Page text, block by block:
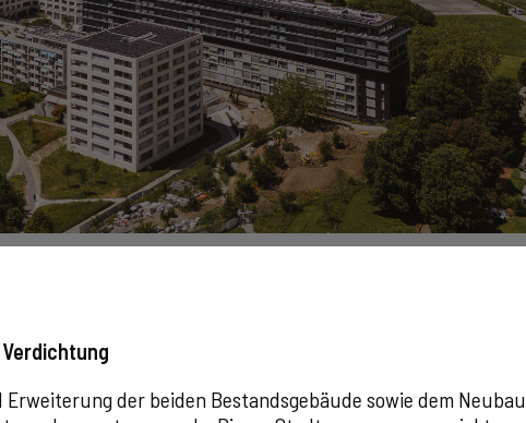
der beiden Bestandsgebäude sowie dem Neubau